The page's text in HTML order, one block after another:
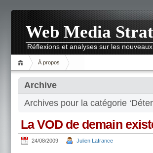
Web Media
Réflexions et analyses sur les
À propos
Archive
Archives pour la catégorie
La VOD de demain
24/08/2009 Julien Lafrance